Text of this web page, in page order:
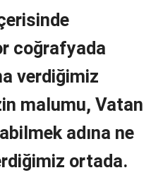
coğrafyada
verdiğimiz
malumu, Vatan
adına ne
ortada.